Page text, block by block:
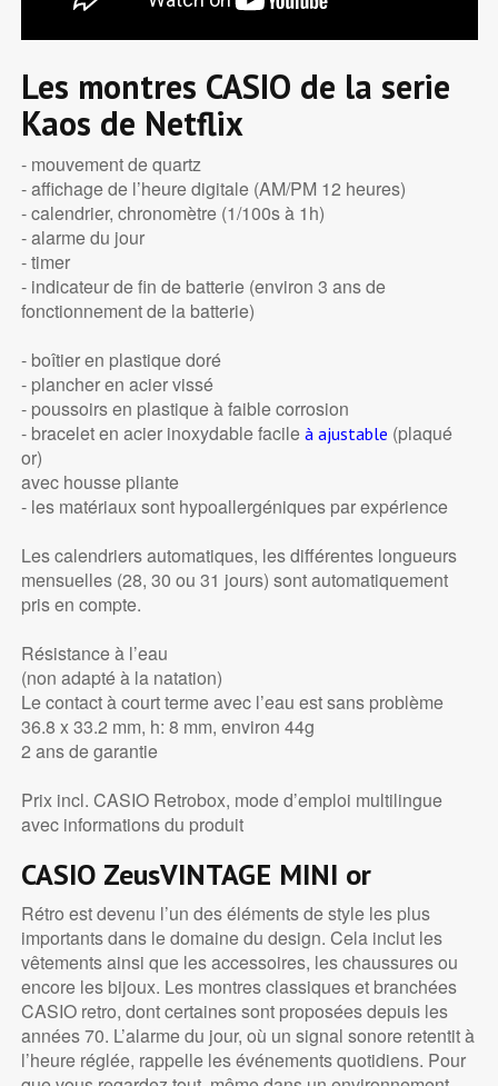
Les montres CASIO de la serie
Kaos de Netflix
- mouvement de quartz
- affichage de l’heure digitale (AM/PM 12 heures)
- calendrier, chronomètre (1/100s à 1h)
- alarme du jour
- timer
- indicateur de fin de batterie (environ 3 ans de
fonctionnement de la batterie)
- boîtier en plastique doré
- plancher en acier vissé
- poussoirs en plastique à faible corrosion
- bracelet en acier inoxydable facile à ajustable (plaqué
or)
avec housse pliante
- les matériaux sont hypoallergéniques par expérience
Les calendriers automatiques, les différentes longueurs
mensuelles (28, 30 ou 31 jours) sont automatiquement
pris en compte.
Résistance à l’eau
(non adapté à la natation)
Le contact à court terme avec l’eau est sans problème
36.8 x 33.2 mm, h: 8 mm, environ 44g
2 ans de garantie
Prix incl. CASIO Retrobox, mode d’emploi multilingue
avec informations du produit
CASIO ZeusVINTAGE MINI or
Rétro est devenu l’un des éléments de style les plus
importants dans le domaine du design. Cela inclut les
vêtements ainsi que les accessoires, les chaussures ou
encore les bijoux. Les montres classiques et branchées
CASIO retro, dont certaines sont proposées depuis les
années 70. L’alarme du jour, où un signal sonore retentit à
l’heure réglée, rappelle les événements quotidiens. Pour